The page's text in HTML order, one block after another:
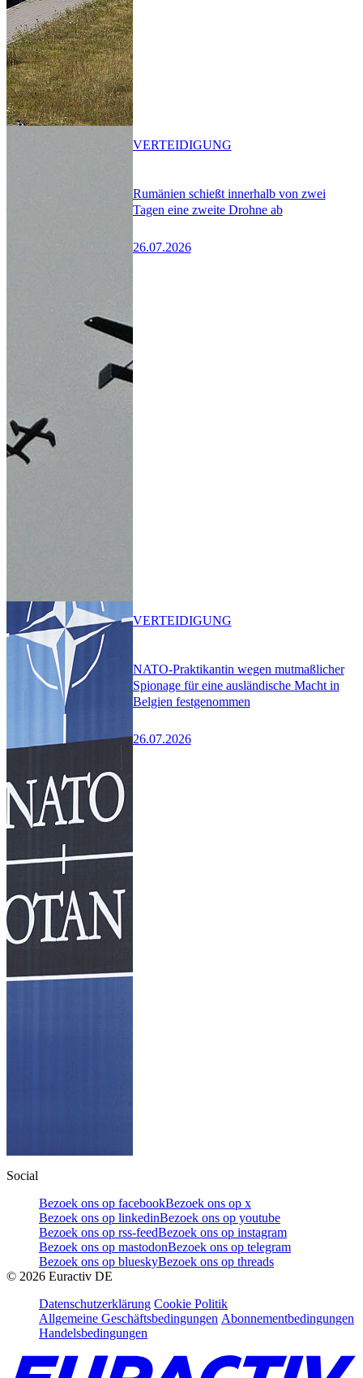
Rumänien schießt innerhalb von zwei
Tagen eine zweite Drohne ab
26.07.2026
VERTEIDIGUNG
NATO-Praktikantin wegen mutmaßlicher
Spionage für eine ausländische Macht in
Belgien festgenommen
26.07.2026
VERTEIDIGUNG
Social
Bezoek ons op facebookBezoek ons op x
Bezoek ons op linkedinBezoek ons op youtube
Bezoek ons op rss-feedBezoek ons op instagram
Bezoek ons op mastodonBezoek ons op telegram
Bezoek ons op blueskyBezoek ons op threads
© 2026 Euractiv DE
Datenschutzerklärung Cookie Politik
Allgemeine Geschäftsbedingungen Abonnementbedingungen
Handelsbedingungen